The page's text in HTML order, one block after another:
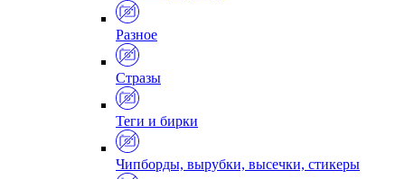
Разное
Стразы
Теги и бирки
Чипборды, вырубки, высечки, стикеры